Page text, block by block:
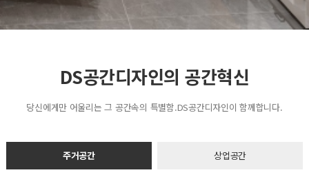
DS공간디자인의 공간혁신
당신에게만 어울리는 그 공간속의 특별함.DS공간디자인이 함께합니다.
주거공간 상업공간